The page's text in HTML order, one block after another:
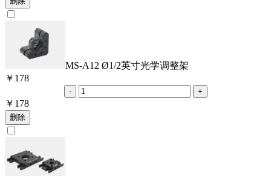
MS-A12 Ø1/2英寸光学调整架
￥ 178
￥ 178